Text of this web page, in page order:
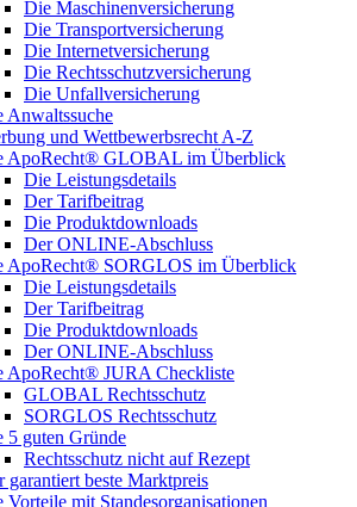
Die Maschinenversicherung
Die Transportversicherung
Die Internetversicherung
Die Rechtsschutzversicherung
Die Unfallversicherung
Anwaltssuche
und Wettbewerbsrecht A-Z
ApoRecht® GLOBAL im Überblick
Die Leistungsdetails
Der Tarifbeitrag
Die Produktdownloads
Der ONLINE-Abschluss
ApoRecht® SORGLOS im Überblick
Die Leistungsdetails
Der Tarifbeitrag
Die Produktdownloads
Der ONLINE-Abschluss
ApoRecht® JURA Checkliste
GLOBAL Rechtsschutz
SORGLOS Rechtsschutz
5 guten Gründe
Rechtsschutz nicht auf Rezept
garantiert beste Marktpreis
Vorteile mit Standesorganisationen